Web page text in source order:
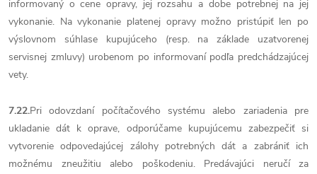
informovaný o cene opravy, jej rozsahu a dobe potrebnej na jej
vykonanie. Na vykonanie platenej opravy možno pristúpiť len po
výslovnom súhlase kupujúceho (resp. na základe uzatvorenej
servisnej zmluvy) urobenom po informovaní podľa predchádzajúcej
vety.
7.22.Pri odovzdaní počítačového systému alebo zariadenia pre
ukladanie dát k oprave, odporúčame kupujúcemu zabezpečiť si
vytvorenie odpovedajúcej zálohy potrebných dát a zabrániť ich
možnému zneužitiu alebo poškodeniu. Predávajúci neručí za